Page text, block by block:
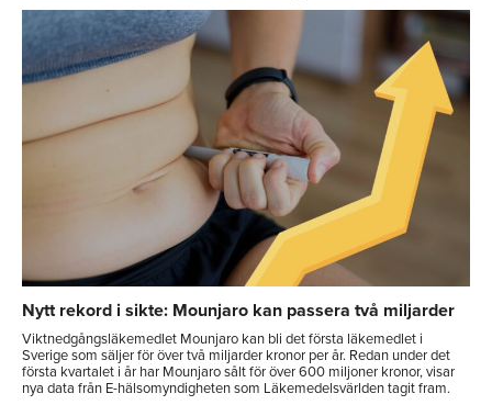
Nytt rekord i sikte: Mounjaro kan passera två miljarder
Viktnedgångsläkemedlet Mounjaro kan bli det första läkemedlet i
Sverige som säljer för över två miljarder kronor per år. Redan under det
första kvartalet i år har Mounjaro sålt för över 600 miljoner kronor, visar
nya data från E-hälsomyndigheten som Läkemedelsvärlden tagit fram.